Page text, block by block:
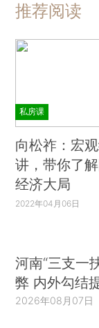
推荐阅读
私房课
向松祚：宏
讲，带你了
经济大局
2022年04月06日
河南“三支一
弊 内外勾结
2026年08月07日